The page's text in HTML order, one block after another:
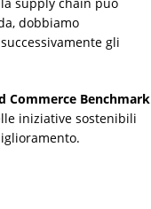
dobbiamo
gli
Commerce Benchmark
iniziative sostenibili